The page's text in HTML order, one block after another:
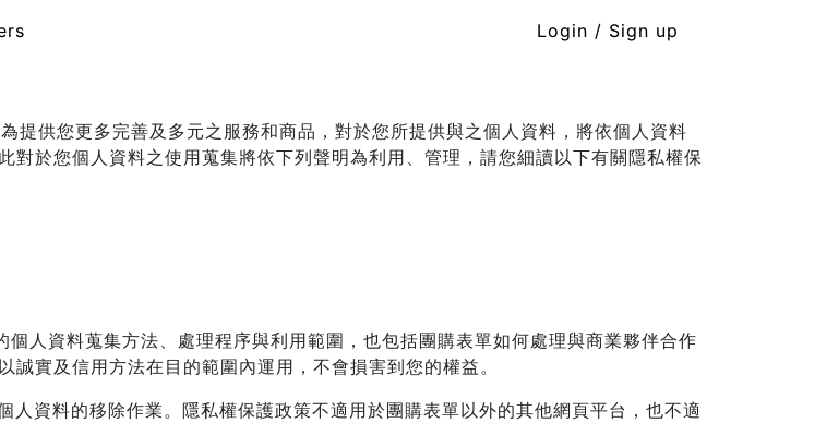
Login / Sign up
供您更多完善及多元之服務和商品，對於您所提供與之個人資料，將依個人資料
於您個人資料之使用蒐集將依下列聲明為利用、管理，請您細讀以下有關隱私權保
人資料蒐集方法、處理程序與利用範圍，也包括團購表單如何處理與商業夥伴合作
實及信用方法在目的範圍內運用，不會損害到您的權益。
資料的移除作業。隱私權保護政策不適用於團購表單以外的其他網頁平台，也不適